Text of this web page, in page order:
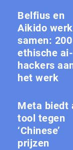
Belfius en
Aikido
samen: 200
ethische ai-
hackers
het werk
Meta biedt
tool tegen
‘Chinese’
prijzen